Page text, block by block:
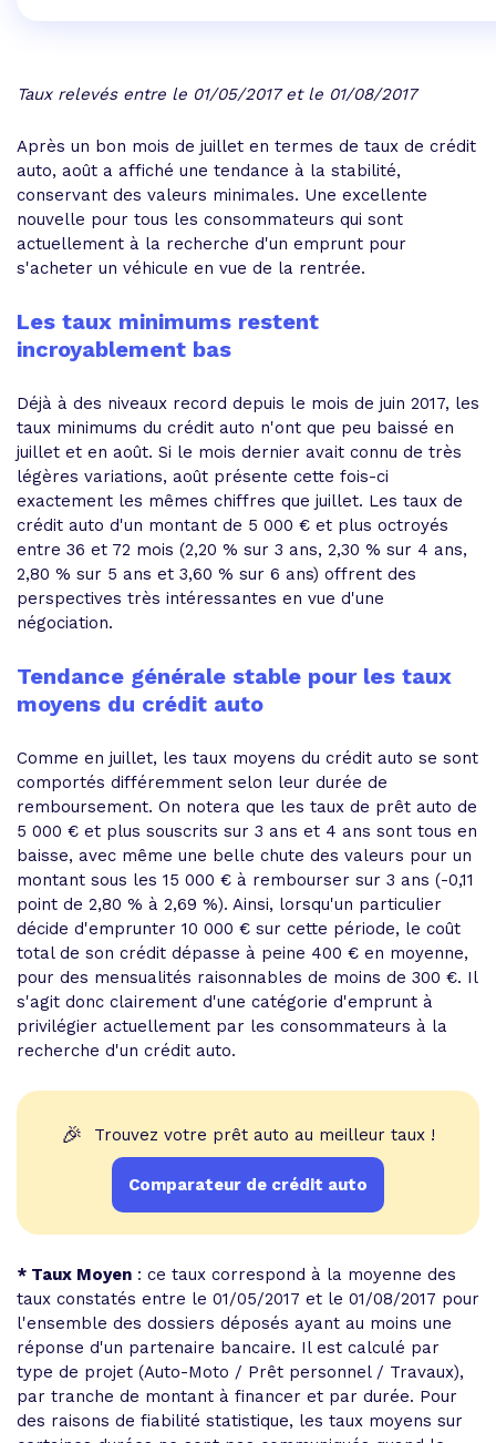
Taux relevés entre le 01/05/2017 et le 01/08/2017
Après un bon mois de juillet en termes de taux de crédit
auto, août a affiché une tendance à la stabilité,
conservant des valeurs minimales. Une excellente
nouvelle pour tous les consommateurs qui sont
actuellement à la recherche d'un emprunt pour
s'acheter un véhicule en vue de la rentrée.
Les taux minimums restent
incroyablement bas
Déjà à des niveaux record depuis le mois de juin 2017, les
taux minimums du crédit auto n'ont que peu baissé en
juillet et en août. Si le mois dernier avait connu de très
légères variations, août présente cette fois-ci
exactement les mêmes chiffres que juillet. Les taux de
crédit auto d'un montant de 5 000 € et plus octroyés
entre 36 et 72 mois (2,20 % sur 3 ans, 2,30 % sur 4 ans,
2,80 % sur 5 ans et 3,60 % sur 6 ans) offrent des
perspectives très intéressantes en vue d'une
négociation.
Tendance générale stable pour les taux
moyens du crédit auto
Comme en juillet, les taux moyens du crédit auto se sont
comportés différemment selon leur durée de
remboursement. On notera que les taux de prêt auto de
5 000 € et plus souscrits sur 3 ans et 4 ans sont tous en
baisse, avec même une belle chute des valeurs pour un
montant sous les 15 000 € à rembourser sur 3 ans (-0,11
point de 2,80 % à 2,69 %). Ainsi, lorsqu'un particulier
décide d'emprunter 10 000 € sur cette période, le coût
total de son crédit dépasse à peine 400 € en moyenne,
pour des mensualités raisonnables de moins de 300 €. Il
s'agit donc clairement d'une catégorie d'emprunt à
privilégier actuellement par les consommateurs à la
recherche d'un crédit auto.
🎉 Trouvez votre prêt auto au meilleur taux !
Comparateur de crédit auto
* Taux Moyen : ce taux correspond à la moyenne des
taux constatés entre le 01/05/2017 et le 01/08/2017 pour
l'ensemble des dossiers déposés ayant au moins une
réponse d'un partenaire bancaire. Il est calculé par
type de projet (Auto-Moto / Prêt personnel / Travaux),
par tranche de montant à financer et par durée. Pour
des raisons de fiabilité statistique, les taux moyens sur